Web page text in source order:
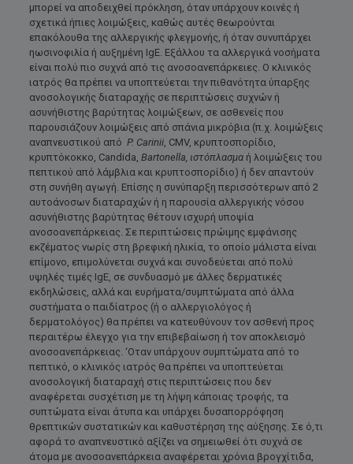
μπορεί να αποδειχθεί πρόκληση, όταν υπάρχουν κοινές ή
σχετικά ήπιες λοιμώξεις, καθώς αυτές θεωρούνται
επακόλουθα της αλλεργικής φλεγμονής, ή όταν συνυπάρχει
ηωσινοφιλία ή αυξημένη IgE. Εξάλλου τα αλλεργικά νοσήματα
είναι πολύ πιο συχνά από τις ανοσοανεπάρκειες. Ο κλινικός
ιατρός θα πρέπει να υποπτεύεται την πιθανότητα ύπαρξης
ανοσολογικής διαταραχής σε περιπτώσεις συχνών ή
ασυνήθιστης βαρύτητας λοιμώξεων, σε ασθενείς που
παρουσιάζουν λοιμώξεις από σπάνια μικρόβια (π.χ. λοιμώξεις
αναπνευστικού από P. Carinii, CMV, κρυπτοσπορίδιο,
κρυπτόκοκκο, Candida, Bartonella , ιστόπλασμαή λοιμώξεις του
πεπτικού από λάμβλια και κρυπτοσπορίδιο) ή δεν απαντούν
στη συνήθη αγωγή. Επίσης η συνύπαρξη περισσότερων από 2
αυτοάνοσων διαταραχών ή η παρουσία αλλεργικής νόσου
ασυνήθιστης βαρύτητας θέτουν ισχυρή υποψία
ανοσοανεπάρκειας. Σε περιπτώσεις πρώιμης εμφάνισης
εκζέματος νωρίς στη βρεφική ηλικία, το οποίο μάλιστα είναι
επίμονο, επιμολύνεται συχνά και συνοδεύεται από πολύ
υψηλές τιμές IgE, σε συνδυασμό με άλλες δερματικές
εκδηλώσεις, αλλά και ευρήματα/συμπτώματα από άλλα
συστήματα ο παιδίατρος (ή ο αλλεργιολόγος ή
δερματολόγος) θα πρέπει να κατευθύνουν τον ασθενή προς
περαιτέρω έλεγχο για την επιβεβαίωση ή τον αποκλεισμό
ανοσοανεπάρκειας. ‘Οταν υπάρχουν συμπτώματα από το
πεπτικό, ο κλινικός ιατρός θα πρέπει να υποπτεύεται
ανοσολογική διαταραχή στις περιπτώσεις που δεν
αναφέρεται συσχέτιση με τη λήψη κάποιας τροφής, τα
συπτώματα είναι άτυπα και υπάρχει δυσαπορρόφηση
θρεπτικών συστατικών και καθυστέρηση της αύξησης. Σε ό,τι
αφορά το αναπνευστικό αξίζει να σημειωθεί ότι συχνά σε
άτομα με ανοσοανεπάρκεια αναφέρεται χρόνια βρογχίτιδα,